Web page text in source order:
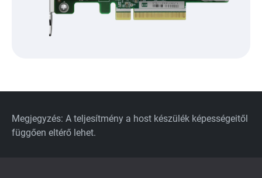
Megjegyzés: A teljesítmény a host készülék képességeitől
függően eltérő lehet.